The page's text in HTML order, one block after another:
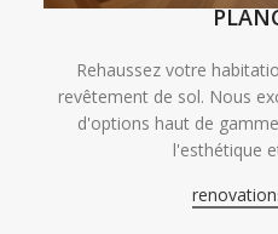
Rehaussez votre
revêtement de sol. Nous
d'options haut de
l'esthétique